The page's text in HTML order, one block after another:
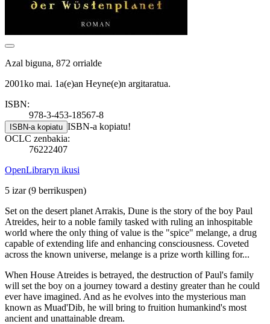
Azal biguna, 872 orrialde
2001ko mai. 1a(e)an Heyne(e)n argitaratua.
ISBN:
978-3-453-18567-8
ISBN-a kopiatu ISBN-a kopiatu!
OCLC zenbakia:
76222407
OpenLibraryn ikusi
5 izar(9 berrikuspen)
Set on the desert planet Arrakis, Dune is the story of the boy Paul
Atreides, heir to a noble family tasked with ruling an inhospitable
world where the only thing of value is the "spice" melange, a drug
capable of extending life and enhancing consciousness. Coveted
across the known universe, melange is a prize worth killing for...
When House Atreides is betrayed, the destruction of Paul's family
will set the boy on a journey toward a destiny greater than he could
ever have imagined. And as he evolves into the mysterious man
known as Muad'Dib, he will bring to fruition humankind's most
ancient and unattainable dream.